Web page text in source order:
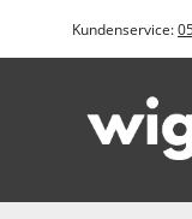
Kundenservice: